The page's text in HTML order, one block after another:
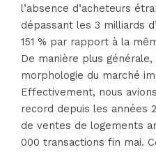
l’absence d’acheteurs
dépassant les 3 milliards
151 % par rapport à la
De manière plus
morphologie du marché
Effectivement, nous
record depuis les années
de ventes de logements
000 transactions fin mai.